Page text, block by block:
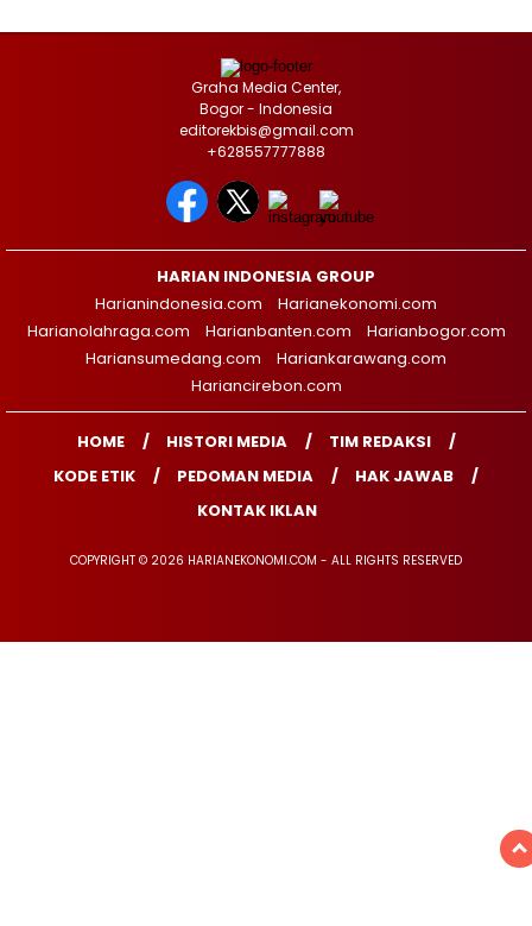
Graha Media Center,
Bogor - Indonesia
editorekbis@gmail.com
+628557777888
HARIAN INDONESIA GROUP
Harianindonesia.com
Harianekonomi.com
Harianolahraga.com
Harianbanten.com
Harianbogor.com
Hariansumedang.com
Hariankarawang.com
Hariancirebon.com
HOME HISTORI MEDIA
TIM REDAKSI
KODE ETIK
PEDOMAN MEDIA
HAK JAWAB
KONTAK IKLAN
COPYRIGHT © 2026 HARIANEKONOMI.COM - ALL RIGHTS RESERVED